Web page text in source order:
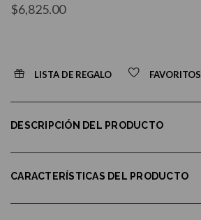
$6,825.00
LISTA DE REGALO FAVORITOS
DESCRIPCIÓN DEL PRODUCTO
CARACTERÍSTICAS DEL PRODUCTO